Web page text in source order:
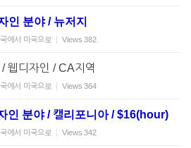
인 분야 / 뉴저지
에서 미국으로 Views 382
웹디자인 / CA지역
에서 미국으로 Views 364
인 분야 / 캘리포니아 / $16(hour)
에서 미국으로 Views 342